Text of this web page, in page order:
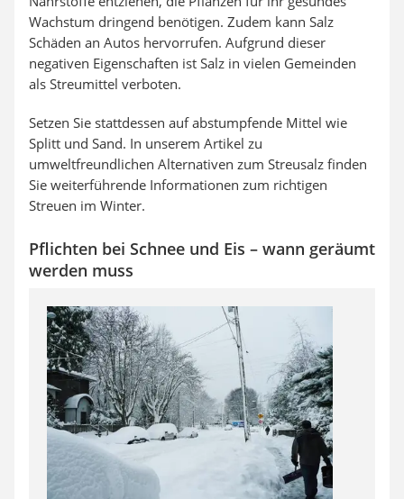
Wachstum dringend benötigen. Zudem kann Salz
Schäden an Autos hervorrufen. Aufgrund dieser
negativen Eigenschaften ist Salz in vielen Gemeinden
als Streumittel verboten.
Setzen Sie stattdessen auf abstumpfende Mittel wie
Splitt und Sand. In unserem Artikel zu
umweltfreundlichen Alternativen zum Streusalz finden
Sie weiterführende Informationen zum richtigen
Streuen im Winter.
Pflichten bei Schnee und Eis – wann geräumt
werden muss